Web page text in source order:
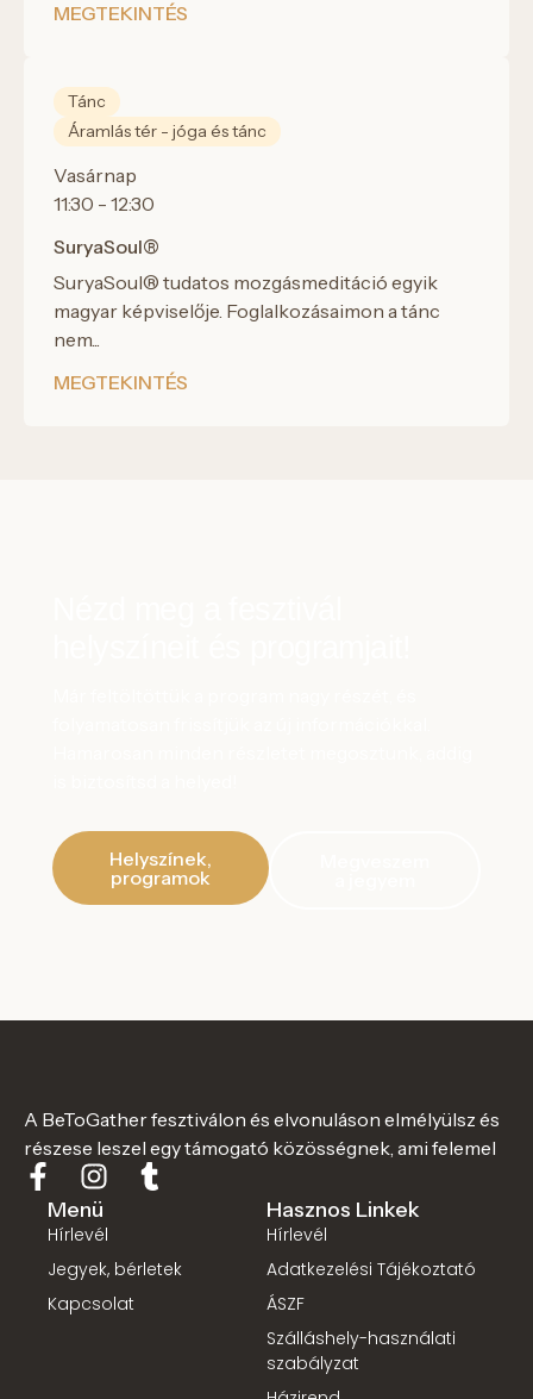
MEGTEKINTÉS
Tánc
Áramlás tér - jóga és tánc
Vasárnap
11:30 - 12:30
SuryaSoul®
SuryaSoul® tudatos mozgásmeditáció egyik
magyar képviselője. Foglalkozásaimon a tánc
nem...
MEGTEKINTÉS
Helyszínek,
programok
A BeToGather fesztiválon és elvonuláson elmélyülsz és
részese leszel egy támogató közösségnek, ami felemel
Menü
Hírlevél
Jegyek, bérletek
Kapcsolat
Hasznos Linkek
Hírlevél
Adatkezelési Tájékoztató
ÁSZF
Szálláshely-használati
szabályzat